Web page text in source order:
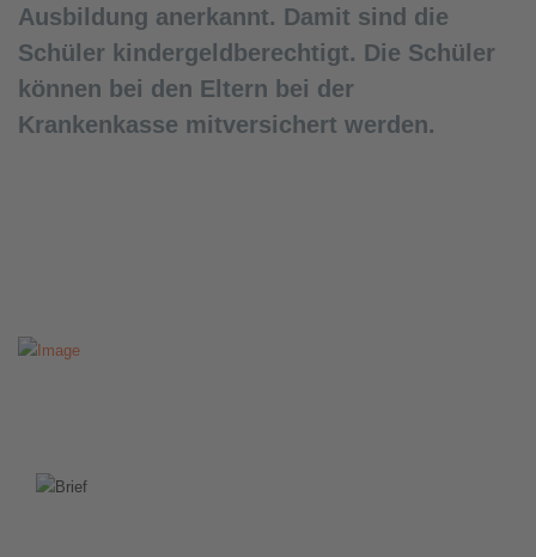
Ausbildung anerkannt. Damit sind die
Schüler kindergeldberechtigt. Die Schüler
können bei den Eltern bei der
Krankenkasse mitversichert werden.